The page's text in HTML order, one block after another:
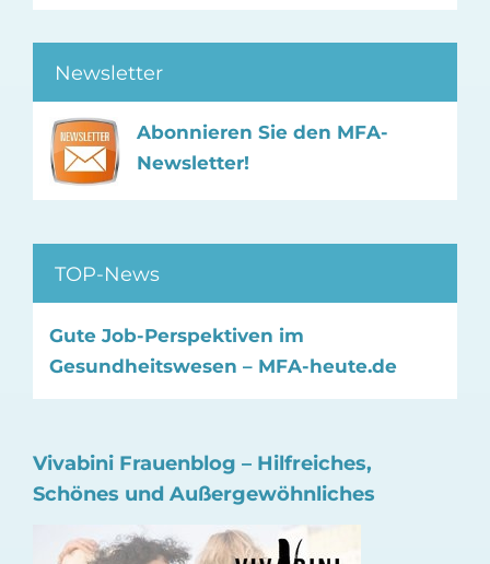
Newsletter
Abonnieren Sie den MFA-
Newsletter!
TOP-News
Gute Job-Perspektiven im
Gesundheitswesen – MFA-heute.de
Vivabini Frauenblog – Hilfreiches,
Schönes und Außergewöhnliches